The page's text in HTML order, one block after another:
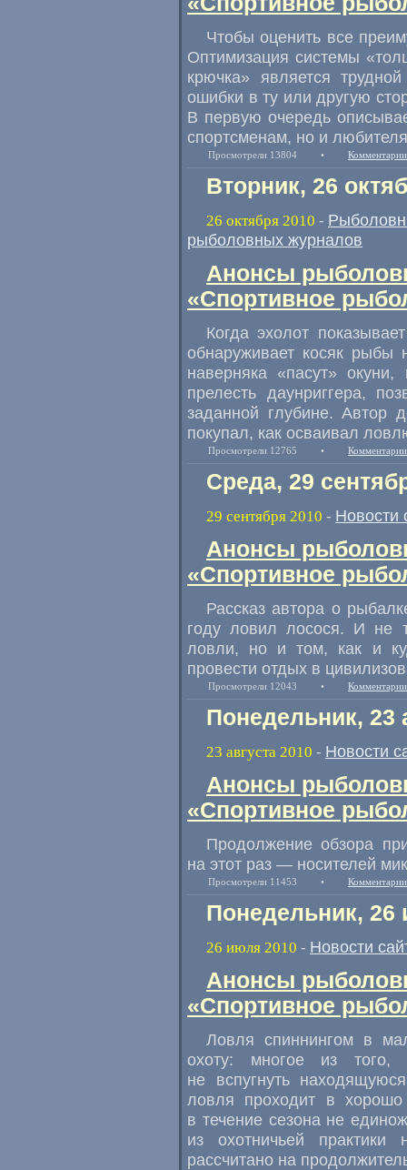
Чтобы оценить все
Оптимизация системы
крючка» является
ошибки в ту или другую
В первую очередь
спортсменам, но и
Просмотрели 13804 •
Вторник, 26
26 октября 2010 -
рыболовных журналов
Анонсы
«Спортивное
Когда эхолот
обнаруживает косяк
наверняка «пасут»
прелесть даунриггера,
заданной глубине. Автор
покупал, как осваивал
Просмотрели 12765 •
Среда, 29
29 сентября 2010 - Новости
Анонсы
«Спортивное
Рассказ автора о
году ловил лосося. И не
ловли, но и том, как и
провести отдых в
Просмотрели 12043 •
Понедельник, 23
23 августа 2010 - Новости
Анонсы
«Спортивное
Продолжение обзора
на этот раз — носителей
Просмотрели 11453 •
Понедельник, 26
26 июля 2010 - Новости
Анонсы
«Спортивное
Ловля спиннингом в
охоту: многое из
не вспугнуть
ловля проходит в
в течение сезона не
из охотничьей практики
рассчитано на